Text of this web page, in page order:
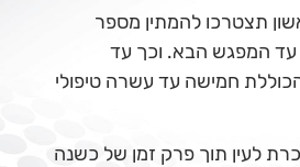
תצטרכו להמתין מספר
עד המפגש הבא. וכך עד
חמישה עד עשרה טיפולי
לעין תוך פרק זמן של כשנה